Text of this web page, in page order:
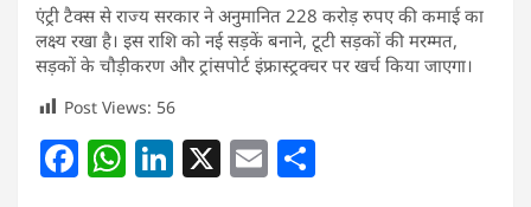
एंट्री टैक्स से राज्य सरकार ने अनुमानित 228 करोड़ रुपए की कमाई का
लक्ष्य रखा है। इस राशि को नई सड़कें बनाने, टूटी सड़कों की मरम्मत,
सड़कों के चौड़ीकरण और ट्रांसपोर्ट इंफ्रास्ट्रक्चर पर खर्च किया जाएगा।
Post Views: 56
F W Li X E